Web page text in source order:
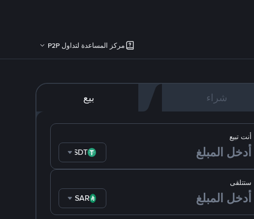
مركز المساعدة لتداول P2P
شراء بيع
ستتلقى
SAR
أنت تبيع
USDT